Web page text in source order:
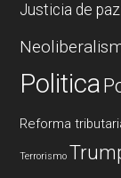
Justicia de paz
Politica
Reforma
Terrorismo